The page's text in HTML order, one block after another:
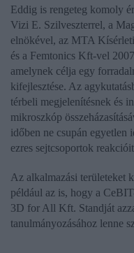
Eddig is rengeteg komoly
Vizi E. Szilveszterrel, a
elnökével, az MTA
és a Femtonics Kft-vel
amelynek célja egy
kifejlesztése. Az
térbeli megjelenítésnek és
mikroszkóp
időben ne csupán egyetlen
ezres sejtcsoportok
Az alkalmazási területeket
például az is, hogy a
3D for All Kft. Standját
tanulmányozásához lenne